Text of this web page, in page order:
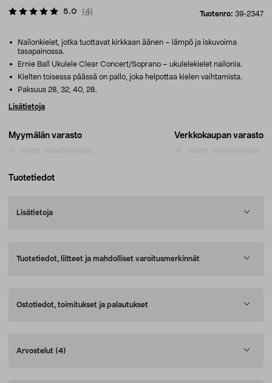
Tuotenro: 39-2347
5.0 (4)
Myymälän varasto Verkkokaupan varasto
Nailonkielet, jotka tuottavat kirkkaan äänen – lämpö ja iskuvoima
tasapainossa.
Ernie Ball Ukulele Clear Concert/Soprano – ukulelekielet nailonia.
Kielten toisessa päässä on pallo, joka helpottaa kielen vaihtamista.
Paksuus 28, 32, 40, 28.
Lisätietoja
Tuotetiedot
Lisätietoja
Tuotetiedot, liitteet ja mahdolliset varoitusmerkinnät
Ostotiedot, toimitukset ja palautukset
Arvostelut (4)